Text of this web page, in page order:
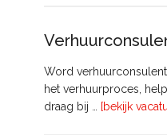
Pyloon
Word
het verhuurproces,
draag bij …
[bekijk